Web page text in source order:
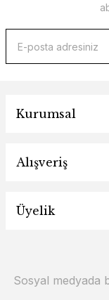
Kurumsal
Alışveriş
Üyelik
Sosyal medyada